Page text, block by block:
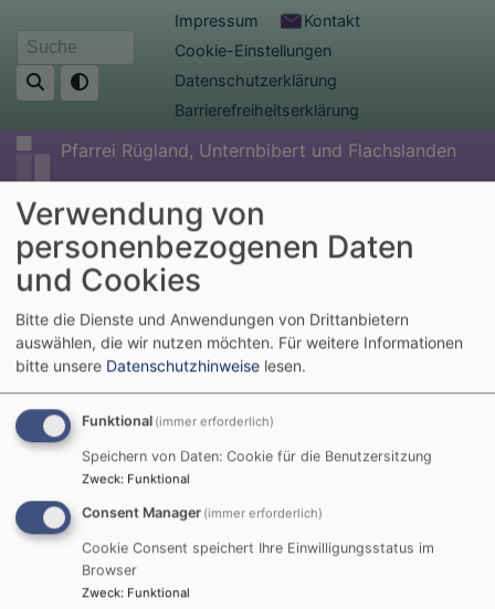
zum
Inhalt
Suche
Fußbereichsmenü
Impressum
Kontakt
Cookie-Einstellungen
Datenschutzerklärung
Barrierefreiheitserklärung
Pfarrei Rügland, Unternbibert und Flachslanden
Hauptnavigation
Breadcrumb
Startseite Aggregator Sources
Sources
Verwendung von
personenbezogenen Daten
und Cookies
Bitte die Dienste und Anwendungen von Drittanbietern
auswählen, die wir nutzen möchten. Für weitere Informationen
bitte unsere Datenschutzhinweise lesen.
Funktional (immer erforderlich)
Speichern von Daten: Cookie für die Benutzersitzung
Zweck: Funktional
Consent Manager (immer erforderlich)
Cookie Consent speichert Ihre Einwilligungsstatus im
Browser
Zweck: Funktional